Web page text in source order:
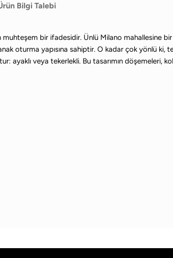
Bilgi Talebi
muhteşem bir ifadesidir. Ünlü Milano mahallesine
oturma yapısına sahiptir. O kadar çok yönlü ki,
veya tekerlekli. Bu tasarımın döşemeleri,